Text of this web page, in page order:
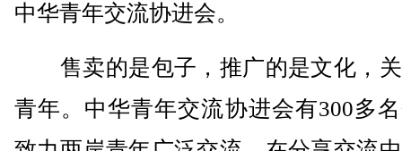
中华青年交流协进会。
售卖的是包子，推广的是文化，
青年。中华青年交流协进会有300多